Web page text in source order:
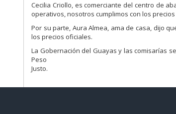
Cecilia Criollo, es comerciante del centro de
operativos,nosotros cumplimos con los
Por su parte, Aura Almea, ama de casa, dijo
los precios oficiales.
La Gobernación del Guayas y las comisarías se
Peso
Justo.